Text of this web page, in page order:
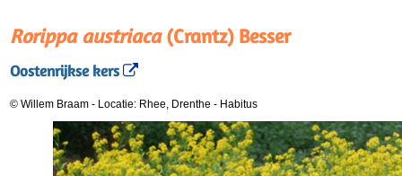
Rorippa austriaca(Crantz) Besser
Oostenrijkse kers
© Willem Braam - Locatie: Rhee, Drenthe - Habitus